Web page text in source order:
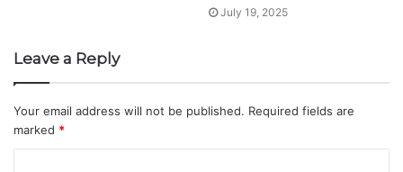
July 19, 2025
Leave a Reply
Your email address will not be published. Required fields are
marked *